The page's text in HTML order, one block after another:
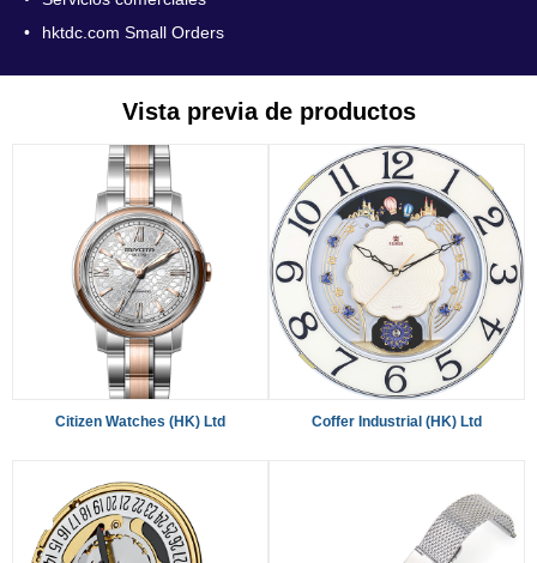
•
hktdc.com Small Orders
Vista previa de productos
Citizen Watches (HK) Ltd Coffer Industrial (HK) Ltd